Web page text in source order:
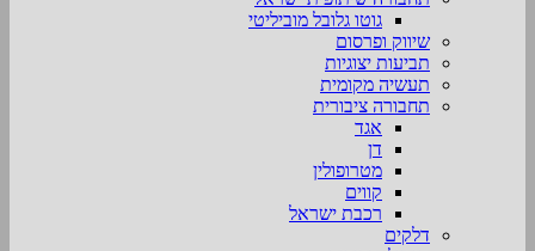
גוטו גלובל מוביליטי
שיווק ופרסום
תביעות יצוגיות
תעשיה מקומית
תחבורה ציבורית
אגד
דן
מטרופולין
קווים
רכבת ישראל
דלקים